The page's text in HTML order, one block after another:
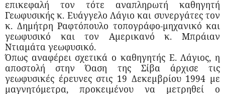
επικεφαλή τον τότε αναπληρωτή καθηγητή
Γεωφυσικής κ. Ευάγγελο Λάγιο και συνεργάτες τον
κ. Δημήτρη Ραφτόπουλο τοπογράφο-μηχανικό και
γεωφυσικό και τον Αμερικανό κ. Μπράιαν
Ντιαμάτα γεωφυσικό.
Όπως αναφέρει σχετικά ο καθηγητής Ε. Λάγιος, η
αποστολή στην Όαση της Σίβα άρχισε τις
γεωφυσικές έρευνες στις 19 Δεκεμβρίου 1994 με
μαγνητόμετρα, προκειμένου να μετρηθεί ο